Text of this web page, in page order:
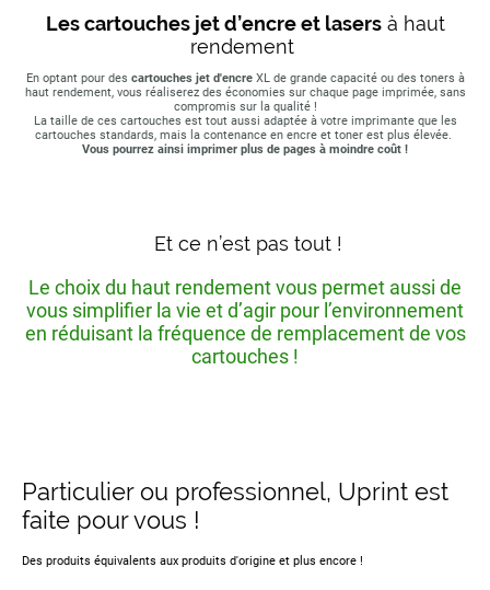
Les cartouches jet d’encre et lasersà haut
rendement
En optant pour des cartouches jet d'encreXL de grande capacité ou des toners à
haut rendement, vous réaliserez des économies sur chaque page imprimée, sans
compromis sur la qualité !
La taille de ces cartouches est tout aussi adaptée à votre imprimante que les
cartouches standards, mais la contenance en encre et toner est plus élevée.
Vous pourrez ainsi imprimer plus de pages à moindre coût !
Et ce n’est pas tout !
Le choix du haut rendement vous permet aussi de
vous simplifier la vie et d’agir pour l’environnement
en réduisant la fréquence de remplacement de vos
cartouches !
Particulier ou professionnel, Uprint est
faite pour vous !
Des produits équivalents aux produits d'origine et plus encore !